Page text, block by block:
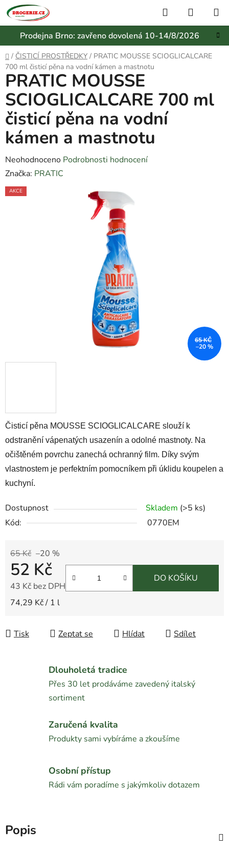
Přejít
na
obsah
Prodejna Brno: zavřeno dovolená 10-14/8/2026
Hledat
KOŠÍK
Domů
/ ČISTICÍ PROSTŘEDKY / PRATIC MOUSSE SCIOGLICALCARE
700 ml čisticí pěna na vodní kámen a mastnotu
Čisticí pěna MOUSSE SCIOGLICALCARE slouží k
odstranění vápenatých usazenín a odolné mastnoty. Na
očištěném povrchu zanechá ochranný film. Díky svým
vlastnostem je perfektním pomocníkem při úklidu koupelen a
kuchyní.
Dostupnost Skladem (>5 ks)
Kód:
0770EM
65 Kč –20 %
52 Kč
43 Kč bez DPH
Měrná cena:
74,29 Kč / 1 l
DO KOŠÍKU
Tisk Zeptat se Hlídat Sdílet
PRATIC MOUSSE
SCIOGLICALCARE 700 ml
čisticí pěna na vodní
kámen a mastnotu
Průměrné
hodnocení
produktu
Neohodnoceno Podrobnosti hodnocení
Značka: PRATIC
AKCE
65 KČ
–20 %
Dlouholetá tradice
Přes 30 let prodáváme zavedený italský
sortiment
Zaručená kvalita
Produkty sami vybíráme a zkoušíme
Osobní přístup
Rádi vám poradíme s jakýmkoliv dotazem
Popis